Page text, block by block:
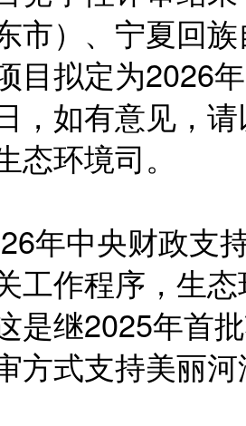
市）、宁夏回
目拟定为2026
，如有意见，
态环境司。
年中央财政支
工作程序，生
是继2025年首
方式支持美丽